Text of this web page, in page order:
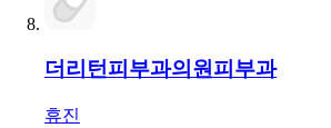
더리턴피부과의원피부과
휴진